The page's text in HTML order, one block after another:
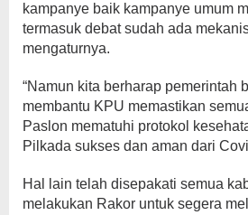
kampanye baik kampanye umum
termasuk debat sudah ada
mengaturnya.
“Namun kita berharap pemerintah
membantu KPU memastikan
Paslon mematuhi protokol
Pilkada sukses dan aman dari
Hal lain telah disepakati semua
melakukan Rakor untuk segera